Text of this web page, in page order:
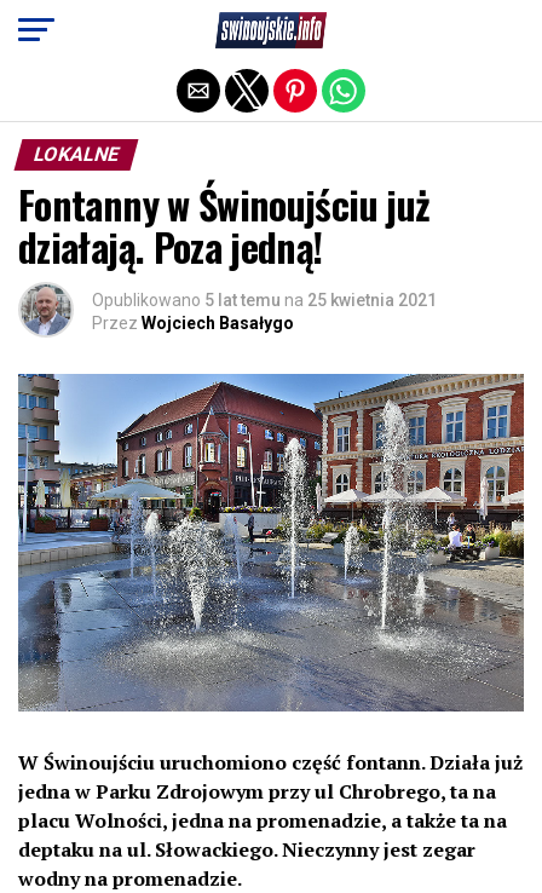
LOKALNE
Fontanny w Świnoujściu już
działają. Poza jedną!
Opublikowano 5 lat temu na 25 kwietnia 2021
Przez Wojciech Basałygo
W Świnoujściu uruchomiono część fontann. Działa już
jedna w Parku Zdrojowym przy ul Chrobrego, ta na
placu Wolności, jedna na promenadzie, a także ta na
deptaku na ul. Słowackiego. Nieczynny jest zegar
wodny na promenadzie.
Exit mobile version